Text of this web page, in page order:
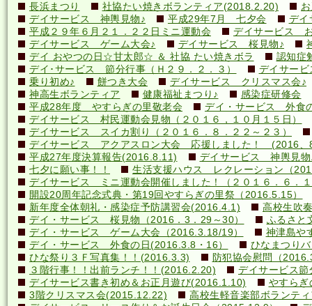
長浜まつり
社協たい焼きボランティア(2018.2.20)
デイサービス 神輿見物♪
平成29年7月 七夕会
デイ
平成２９年６月２１．２２日ミニ運動会
デイサービス
デイサービス ゲーム大会♪
デイサービス 桜見物♪
デイ おやつの日☆甘太郎☆ ＆ 社協 たい焼きボラ
認知症
デイ･サービス 節分行事（Ｈ２９．２．３）
デイサー
乗り初め♪
餅つき大会
デイサービス クリスマス会♪
神高生ボランティア
健康福祉まつり♪
感染症研修会
平成28年度 やすらぎの里敬老会
デイ・サービス 外食
デイサービス 村民運動会見物（２０１６，１０月１５日）
デイサービス スイカ割り（２０１６．８．２２～２３）
デイサービス アクアスロン大会 応援しました！ (2016、
平成27年度決算報告(2016.8.11)
デイサービス 神輿見物
七夕に願い事！！
生活支援ハウス レクレーション（
デイサービス ミニ運動会開催しました！（２０１６．６．
開設20周年記念式典・第19回やすらぎの里祭（2016.5.15）
新年度全体朝礼・感染症予防講習会(2016.4.1)
高校生吹
デイ・サービス 桜見物（2016．3．29～30）
ふるさと
デイ・サービス ゲーム大会（2016.3.18/19）
神津島や
デイ・サービス 外食の日(2016.3.8・16）
ひなまつり
ひな祭り３Ｆ写真集！！(2016.3.3)
防犯協会慰問（
３階行事！！出前ランチ！！(2016.2.20)
デイサービス
デイサービス書き初め＆お正月遊び(2016.1.10)
やすら
3階クリスマス会(2015.12.22)
高校生軽音楽部ボランテ